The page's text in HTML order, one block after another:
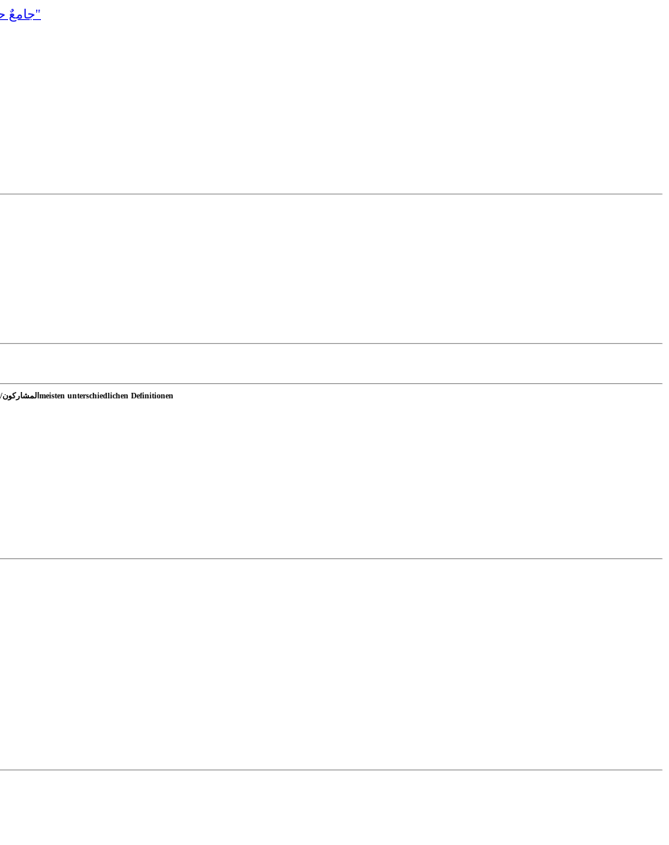
المشاركون/المشاركات الذين قدموا أكبر عدد من التعريفات المختلفةmeisten unterschiedlichen Definitionen